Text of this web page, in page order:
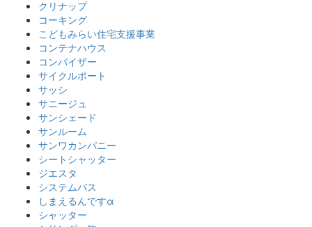
クリナップ
コーキング
こどもみらい住宅支援事業
コンテナハウス
コンバイザー
サイクルポート
サッシ
サニージュ
サンシェード
サンルーム
サンワカンパニー
シートシャッター
ジエスタ
システムバス
しまえるんですα
シャッター